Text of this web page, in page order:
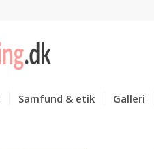
Samfund & etik Galleri